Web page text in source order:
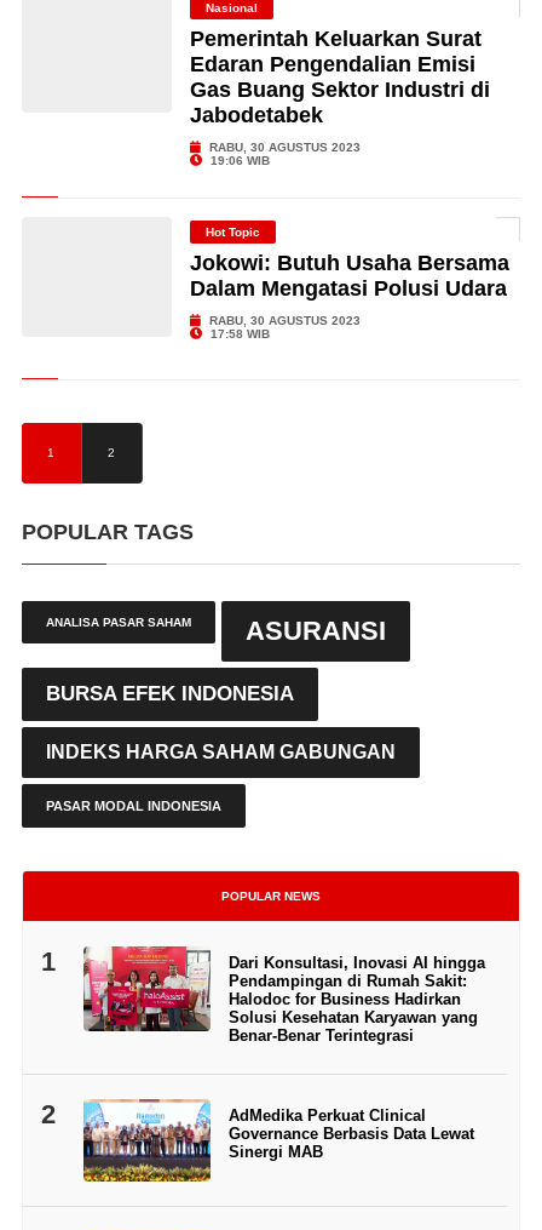
Nasional
Pemerintah Keluarkan Surat
Edaran Pengendalian Emisi
Gas Buang Sektor Industri di
Jabodetabek
RABU, 30 AGUSTUS 2023
19:06 WIB
Hot Topic
Jokowi: Butuh Usaha Bersama
Dalam Mengatasi Polusi Udara
RABU, 30 AGUSTUS 2023
17:58 WIB
1 2
POPULAR TAGS
ANALISA PASAR SAHAM ASURANSI
BURSA EFEK INDONESIA
INDEKS HARGA SAHAM GABUNGAN
PASAR MODAL INDONESIA
POPULAR NEWS
1
Dari Konsultasi, Inovasi AI hingga
Pendampingan di Rumah Sakit:
Halodoc for Business Hadirkan
Solusi Kesehatan Karyawan yang
Benar-Benar Terintegrasi
2
AdMedika Perkuat Clinical
Governance Berbasis Data Lewat
Sinergi MAB